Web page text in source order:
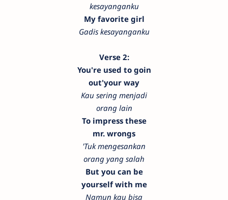
kesayanganku
My favorite girl
Gadis kesayanganku
Verse 2:
You're used to goin
out'your way
Kau sering menjadi
orang lain
To impress these
mr. wrongs
'Tuk mengesankan
orang yang salah
But you can be
yourself with me
Namun kau bisa